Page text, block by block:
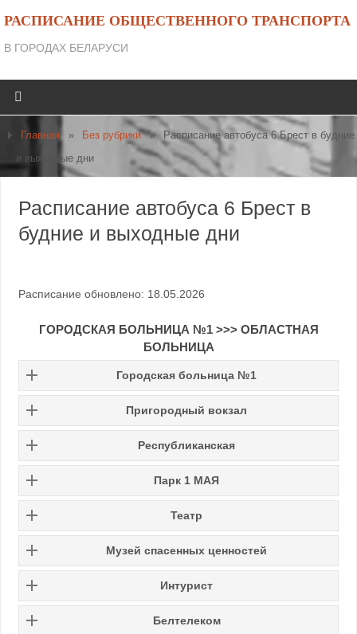
РАСПИСАНИЕ ОБЩЕСТВЕННОГО ТРАНСПОРТА
В ГОРОДАХ БЕЛАРУСИ
Главная » Без рубрики » Расписание автобуса 6 Брест в будние
и выходные дни
Расписание автобуса 6 Брест в
будние и выходные дни
Расписание обновлено: 18.05.2026
ГОРОДСКАЯ БОЛЬНИЦА №1 >>> ОБЛАСТНАЯ
БОЛЬНИЦА
Городская больница №1
Пригородный вокзал
Республиканская
Парк 1 МАЯ
Театр
Музей спасенных ценностей
Интурист
Белтелеком